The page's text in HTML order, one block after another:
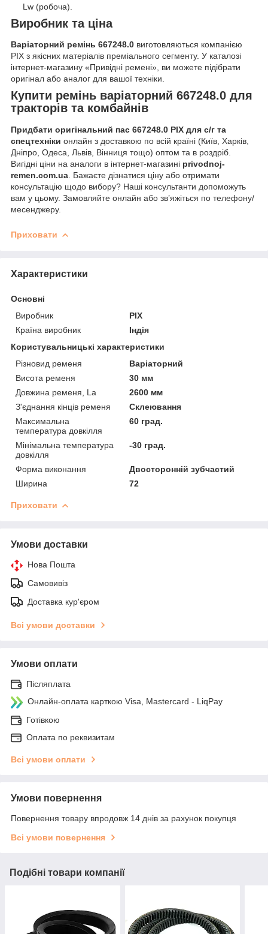
Lw (робоча).
Виробник та ціна
Варіаторний ремінь 667248.0 виготовляються компанією
PIX з якісних матеріалів преміального сегменту. У каталозі
інтернет-магазину «Привідні ремені», ви можете підібрати
оригінал або аналог для вашої техніки.
Купити ремінь варіаторний 667248.0 для
тракторів та комбайнів
Придбати оригінальний пас 667248.0 PIX для с/г та
спецтехніки онлайн з доставкою по всій країні (Київ, Харків,
Дніпро, Одеса, Львів, Вінниця тощо) оптом та в роздріб.
Вигідні ціни на аналоги в інтернет-магазині privodnoj-
remen.com.ua . Бажаєте дізнатися ціну або отримати
консультацію щодо вибору? Наші консультанти допоможуть
вам у цьому. Замовляйте онлайн або зв’яжіться по телефону/
месенджеру.
Приховати
Характеристики
Основні
Виробник
PIX
Країна виробник
Індія
Користувальницькі характеристики
Різновид ременя
Варіаторний
Висота ременя
30 мм
Довжина ременя, La
2600 мм
З'єднання кінців ременя
Склеювання
Максимальна
температура довкілля
60 град.
Мінімальна температура
довкілля
-30 град.
Форма виконання
Двосторонній зубчастий
Ширина
72
Приховати
Умови доставки
Нова Пошта
Самовивіз
Доставка кур'єром
Всі умови доставки
Умови оплати
Післяплата
Онлайн-оплата карткою Visa, Mastercard - LiqPay
Готівкою
Оплата по реквизитам
Всі умови оплати
Умови повернення
Повернення товару впродовж 14 днів за рахунок покупця
Всі умови повернення
Подібні товари компанії